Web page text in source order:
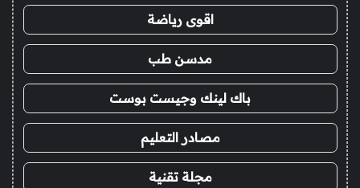
اقوى رياضة
مدسن طب
باك لينك وجيست بوست
مصادر التعليم
مجلة تقنية